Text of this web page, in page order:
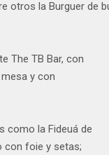
otros la Burguer
The TB Bar, con
y con
como la Fideuá de
con foie y setas;